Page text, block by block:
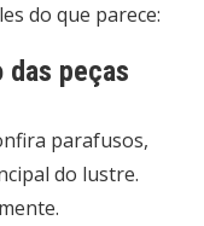
do que parece:
das peças
parafusos,
do lustre.